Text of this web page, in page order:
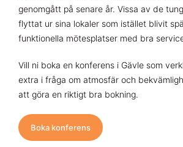
genomgått på senare år. Vissa av de
flyttat ur sina lokaler som istället blivit
funktionella mötesplatser med bra
Vill ni boka en konferens i Gävle som
extra i fråga om atmosfär och
att göra en riktigt bra bokning.
Boka konferens